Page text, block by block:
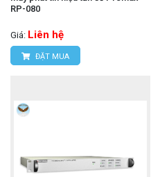
RP-080
Giá: Liên hệ
ĐẶT MUA